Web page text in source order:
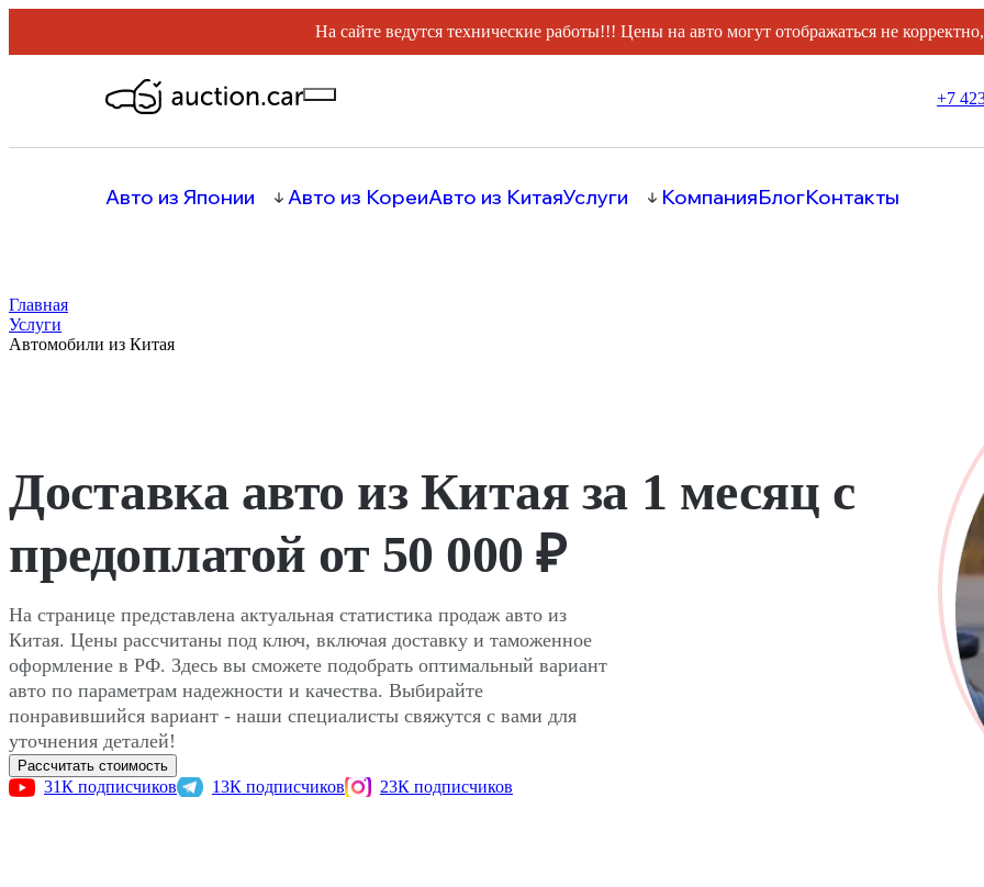
На сайте ведутся технические работы!!! Цены на авто могут отображаться не
+7
Авто из Японии Авто из КореиАвто из КитаяУслуги КомпанияБлогКонтакты
Главная
Услуги
Автомобили из Китая
Доставка авто из Китая за 1 месяц с
предоплатой от 50 000 ₽
На странице представлена актуальная статистика продаж авто из
Китая. Цены рассчитаны под ключ, включая доставку и таможенное
оформление в РФ. Здесь вы сможете подобрать оптимальный вариант
авто по параметрам надежности и качества. Выбирайте
понравившийся вариант - наши специалисты свяжутся с вами для
уточнения деталей!
Рассчитать стоимость
31К подписчиков 13К подписчиков 23К подписчиков